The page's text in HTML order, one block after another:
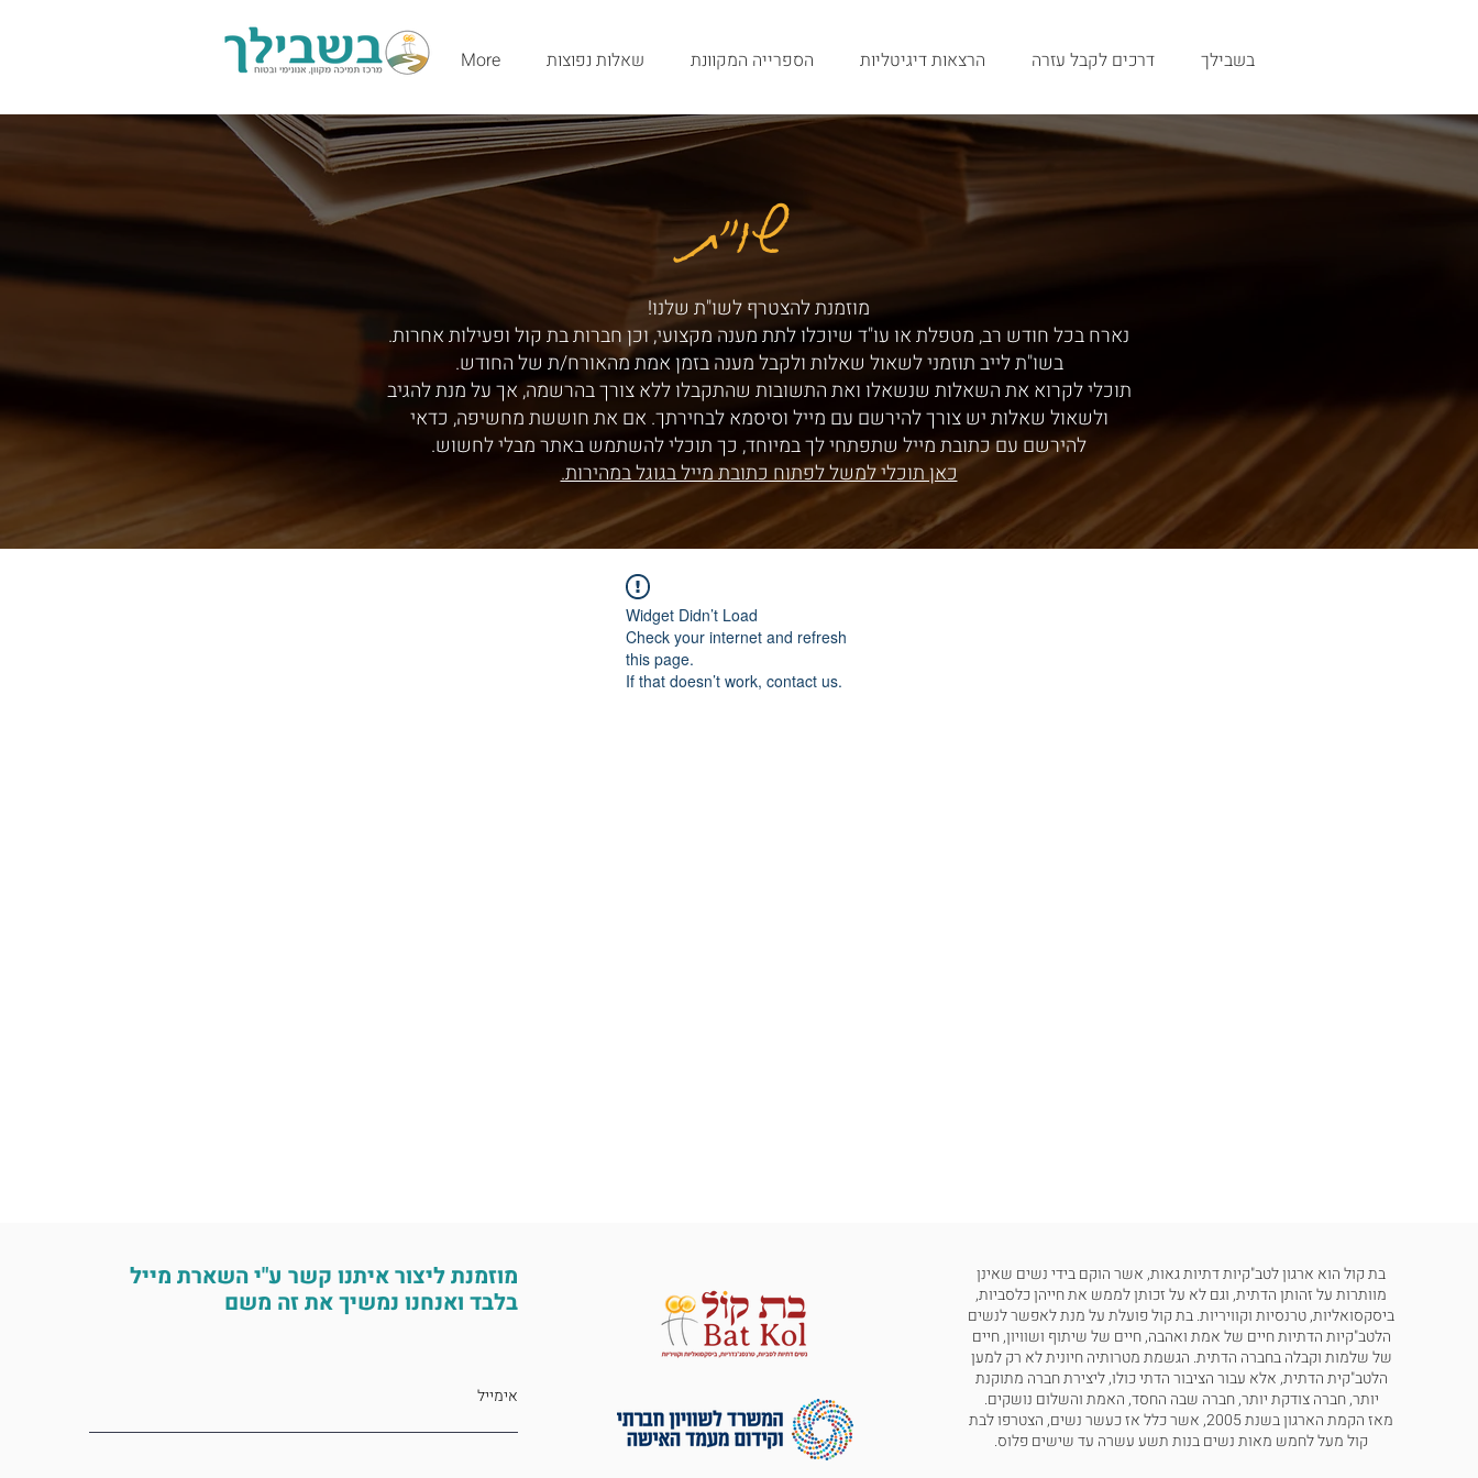
בשבילך דרכים לקבל עזרה הרצאות דיגיטליות הספרייה המקוונת שאלות נפוצות More
שו"ת
שו"ת
מוזמנת להצטרף לשו"ת שלנו!
נארח בכל חודש רב, מטפלת או עו"ד שיוכלו לתת מענה מקצועי, וכן חברות בת קול ופעילות אחרות.
בשו"ת לייב תוזמני לשאול שאלות ולקבל מענה בזמן אמת מהאורח/ת של החודש.
תוכלי לקרוא את השאלות שנשאלו ואת התשובות שהתקבלו ללא צורך בהרשמה, אך על מנת להגיב
ולשאול שאלות יש צורך להירשם עם מייל וסיסמא לבחירתך. אם את חוששת מחשיפה, כדאי
להירשם עם כתובת מייל שתפתחי לך במיוחד, כך תוכלי להשתמש באתר מבלי לחשוש.
כאן תוכלי למשל לפתוח כתובת מייל בגוגל במהירות.
Widget Didn’t Load
Check your internet and refresh
this page.
If that doesn’t work, contact us.
מוזמנת ליצור איתנו קשר ע"י השארת מייל
בלבד ואנחנו נמשיך את זה משם
בת קול הוא ארגון לטב"קיות דתיות גאות, אשר הוקם בידי נשים שאינן
מוותרות על זהותן הדתית, וגם לא על זכותן לממש את חייהן כלסביות,
ביסקסואליות, טרנסיות וקוויריות. בת קול פועלת על מנת לאפשר לנשים
הלטב"קיות הדתיות חיים של אמת ואהבה, חיים של שיתוף ושוויון, חיים
של שלמות וקבלה בחברה הדתית. הגשמת מטרותיה חיונית לא רק למען
הלטב"קית הדתית, אלא עבור הציבור הדתי כולו, ליצירת חברה מתוקנת
יותר, חברה צודקת יותר, חברה שבה החסד, האמת והשלום נושקים.
מאז הקמת הארגון בשנת 2005, אשר כלל אז כעשר נשים, הצטרפו לבת
קול מעל לחמש מאות נשים בנות תשע עשרה עד שישים פלוס.